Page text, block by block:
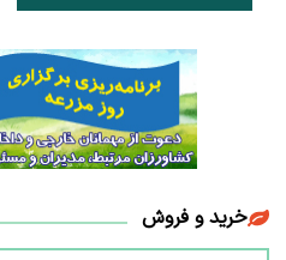
خرید و فروش